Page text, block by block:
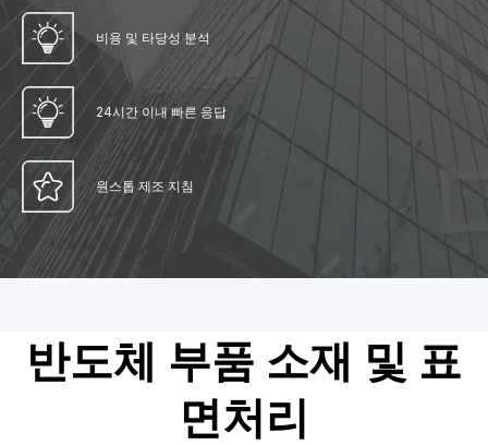
비용 및 타당성 분석​​​​​​​
24시간 이내 빠른 응답​​​​​​​
원스톱 제조 지침
반도체 부품 소재 및 표
면처리